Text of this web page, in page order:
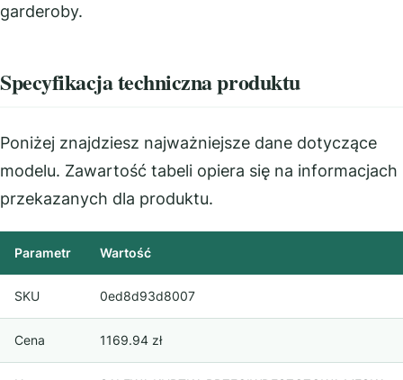
garderoby.
Specyfikacja techniczna produktu
Poniżej znajdziesz najważniejsze dane dotyczące
modelu. Zawartość tabeli opiera się na informacjach
przekazanych dla produktu.
Parametr Wartość
SKU 0ed8d93d8007
Cena 1169.94 zł